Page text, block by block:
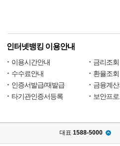
인터넷뱅킹 이용안내
이용시간안내
금리조회
수수료안내
환율조회
인증서발급/재발급
금융계산
타기관인증서등록
보안프
대표 1588-5000